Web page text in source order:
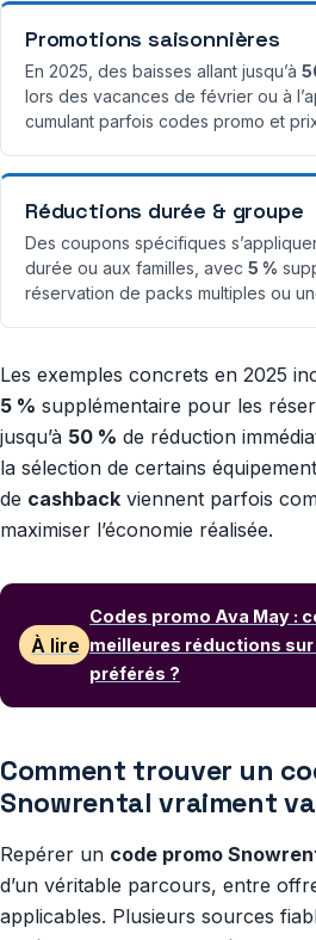
Promotions saisonnières
En 2025, des baisses allant jusqu’à
lors des vacances de février ou à
cumulant parfois codes promo et
Réductions durée & groupe
Des coupons spécifiques
durée ou aux familles, avec 5 %
réservation de packs multiples ou
Les exemples concrets en 2025
5 % supplémentaire pour les
jusqu’à 50 % de réduction
la sélection de certains
de cashback viennent parfois
maximiser l’économie réalisée.
À lire
Codes promo Ava May :
meilleures réductions
préférés ?
Comment trouver un
Snowrental vraiment
Repérer un code promo
d’un véritable parcours, entre
applicables. Plusieurs sources